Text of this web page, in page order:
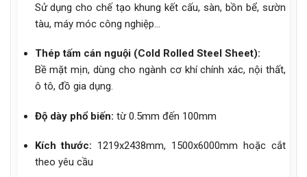
Sử dụng cho chế tạo khung kết cấu, sàn, bồn bể, sườn
tàu, máy móc công nghiệp…
Thép tấm cán nguội (Cold Rolled Steel Sheet):
Bề mặt mịn, dùng cho ngành cơ khí chính xác, nội thất,
ô tô, đồ gia dụng.
Độ dày phổ biến: từ 0.5mm đến 100mm
Kích thước: 1219x2438mm, 1500x6000mm hoặc cắt
theo yêu cầu